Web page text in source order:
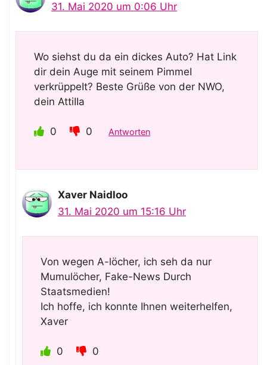
31. Mai 2020 um 0:06 Uhr
Wo siehst du da ein dickes Auto? Hat Link
dir dein Auge mit seinem PimmeI
verkrüppeIt? Beste Grüße von der NWO,
dein AttiIIa
0 0 Antworten
Xaver Naidloo
31. Mai 2020 um 15:16 Uhr
Von wegen A-löcher, ich seh da nur
Mumulöcher, Fake-News Durch
Staatsmedien!
Ich hoffe, ich konnte Ihnen weiterhelfen,
Xaver
0 0